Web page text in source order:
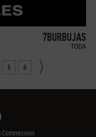
7BURBUJAS
TODA
5 6